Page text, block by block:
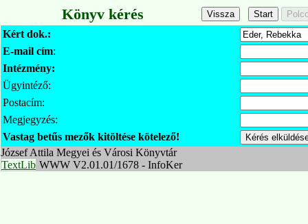
Könyv kérés
Kért dok.:
E-mail cím:
Intézmény:
Ügyintéző:
Postacím:
Megjegyzés:
Vastag betűs mezők kitöltése kötelező!
József Attila Megyei és Városi Könyvtár
TextLib WWW V2.01.01/1678 - InfoKer